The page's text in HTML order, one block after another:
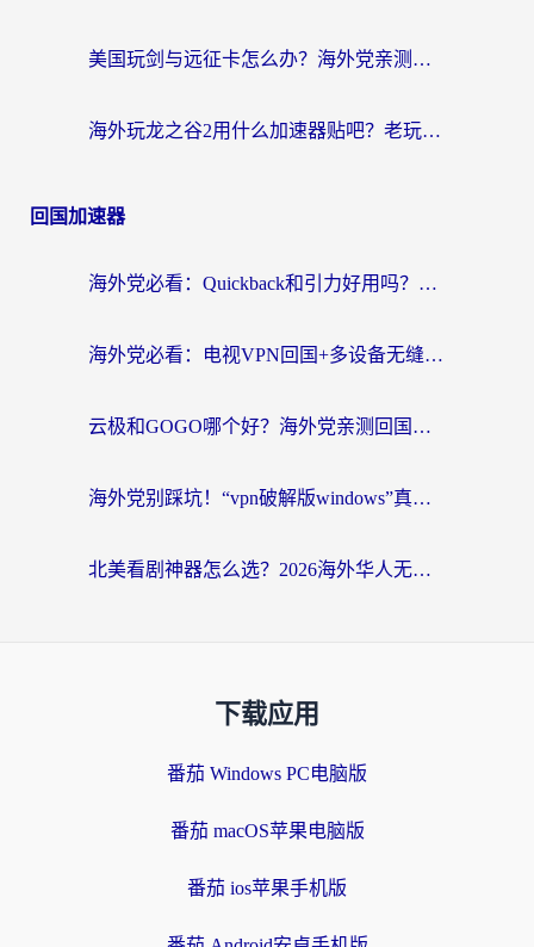
美国玩剑与远征卡怎么办？海外党亲测有效的国服游戏加速指南
海外玩龙之谷2用什么加速器贴吧？老玩家实测推荐，附新加坡猎魂觉醒国外剑与远征加速攻略
回国加速器
海外党必看：Quickback和引力好用吗？3分钟搞懂回国加速器怎么选
海外党必看：电视VPN回国+多设备无缝访问国内资源的实用指南
云极和GOGO哪个好？海外党亲测回国加速器选择指南（附iOS免费&Windows VPN实用技巧）
海外党别踩坑！“vpn破解版windows”真的能用？教你选对回国加速器无缝刷国内资源
北美看剧神器怎么选？2026海外华人无缝访问国内资源全攻略
下载应用
番茄 Windows PC电脑版
番茄 macOS苹果电脑版
番茄 ios苹果手机版